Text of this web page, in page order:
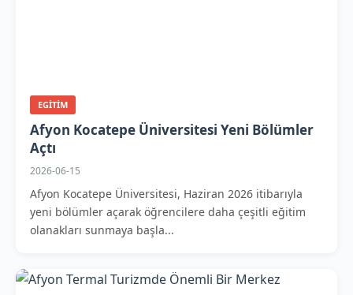
EGITIM
Afyon Kocatepe Üniversitesi Yeni Bölümler
Açtı
2026-06-15
Afyon Kocatepe Üniversitesi, Haziran 2026 itibarıyla
yeni bölümler açarak öğrencilere daha çeşitli eğitim
olanakları sunmaya başla...